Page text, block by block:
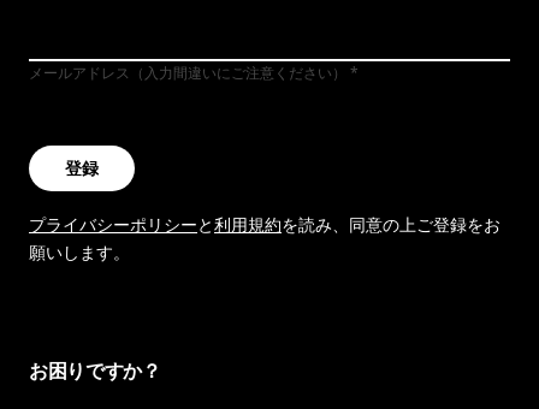
メールアドレス（入力間違いにご注意ください）
登録
プライバシーポリシーと利用規約を読み、同意の上ご登録をお
願いします。
お困りですか？